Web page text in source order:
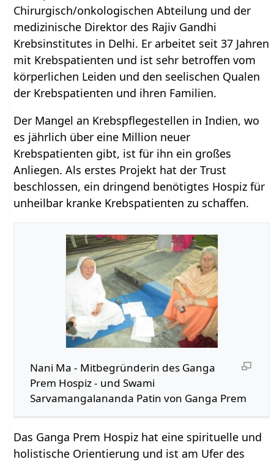
Chirurgisch/onkologischen Abteilung und der
medizinische Direktor des Rajiv Gandhi
Krebsinstitutes in Delhi. Er arbeitet seit 37 Jahren
mit Krebspatienten und ist sehr betroffen vom
körperlichen Leiden und den seelischen Qualen
der Krebspatienten und ihren Familien.
Der Mangel an Krebspflegestellen in Indien, wo
es jährlich über eine Million neuer
Krebspatienten gibt, ist für ihn ein großes
Anliegen. Als erstes Projekt hat der Trust
beschlossen, ein dringend benötigtes Hospiz für
unheilbar kranke Krebspatienten zu schaffen.
Nani Ma - Mitbegründerin des Ganga
Prem Hospiz - und Swami
Sarvamangalananda Patin von Ganga Prem
Das Ganga Prem Hospiz hat eine spirituelle und
holistische Orientierung und ist am Ufer des